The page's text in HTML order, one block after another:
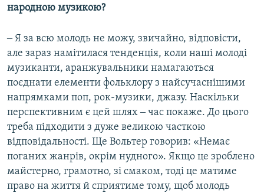
народною музикою?
‒ Я за всю молодь не можу, звичайно, відповісти,
але зараз намітилася тенденція, коли наші молоді
музиканти, аранжувальники намагаються
поєднати елементи фольклору з найсучаснішими
напрямками поп, рок-музики, джазу. Наскільки
перспективним є цей шлях ‒ час покаже. До цього
треба підходити з дуже великою часткою
відповідальності. Ще Вольтер говорив: «Немає
поганих жанрів, окрім нудного». Якщо це зроблено
майстерно, грамотно, зі смаком, тоді це матиме
право на життя й сприятиме тому, щоб молодь